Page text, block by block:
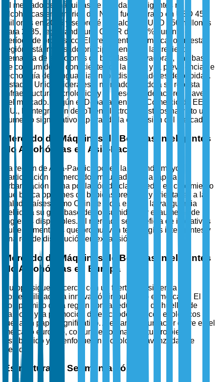
El mercado de máquinas de bebidas inteligentes no
alcohólicas en América del Norte fue valorado en USD 450
millones en 2025 y se prevé que alcance USD 750 millones
para 2035, registrando una CAGR del 5.2% durante el
período de pronóstico. El crecimiento del mercado en esta
región está impulsado principalmente por la creciente
demanda de soluciones de bebidas innovadoras, una base
de consumidores conscientes de la salud y la prevalencia de
tecnología de vanguardia en los dispensadores de bebidas.
Estados Unidos lidera este mercado debido a su robusta
infraestructura tecnológica y la presencia de actores clave
del mercado. Según el Departamento de Comercio de EE.
UU., la integración de IoT en electrodomésticos ha visto un
aumento significativo, apoyando la expansión del mercado.
Mercado de Máquinas de Bebidas Inteligentes
No Alcohólicas en Asia-Pacífico
La región de Asia-Pacífico posee la segunda mayor
participación de mercado, impulsada por la rápida
urbanización y una población de clase media en crecimiento
que busca opciones de bebidas premium y orientadas a la
salud. Países como China e India están a la vanguardia
debido a su gran base de consumidores y el aumento de
ingresos disponibles. El mercado se beneficia de iniciativas
gubernamentales que promueven tecnologías inteligentes y
una red de distribución en expansión.
Mercado de Máquinas de Bebidas Inteligentes
No Alcohólicas en Europa
Europa sigue de cerca, con un fuerte énfasis en la
sostenibilidad y la innovación impulsando el mercado. El
compromiso de la región con la reducción de huellas de
carbono y la promoción de electrodomésticos ecológicos
juega un papel significativo. Alemania es un actor clave en el
mercado europeo, con un sector manufacturero bien
establecido y un enfoque en tecnologías avanzadas de
bebidas.
Estructura de Segmentación